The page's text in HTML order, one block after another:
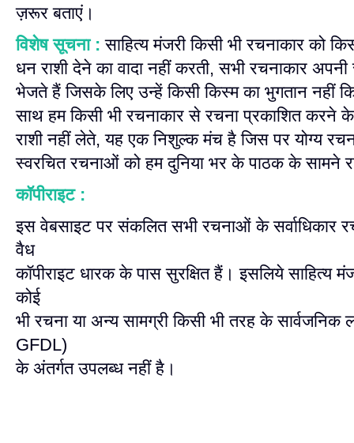
ज़रूर बताएं।
विशेष सूचना : साहित्य मंजरी किसी भी रचनाकार को
धन राशी देने का वादा नहीं करती, सभी रचनाकार
भेजते हैं जिसके लिए उन्हें किसी किस्म का भुगतान नहीं
साथ हम किसी भी रचनाकार से रचना प्रकाशित करने
राशी नहीं लेते, यह एक निशुल्क मंच है जिस पर योग्य
स्वरचित रचनाओं को हम दुनिया भर के पाठक के सामने
कॉपीराइट :
इस वेबसाइट पर संकलित सभी रचनाओं के सर्वाधिकार
वैध
कॉपीराइट धारक के पास सुरक्षित हैं। इसलिये साहित्य
कोई
भी रचना या अन्य सामग्री किसी भी तरह के
GFDL)
के अंतर्गत उपलब्ध नहीं है।